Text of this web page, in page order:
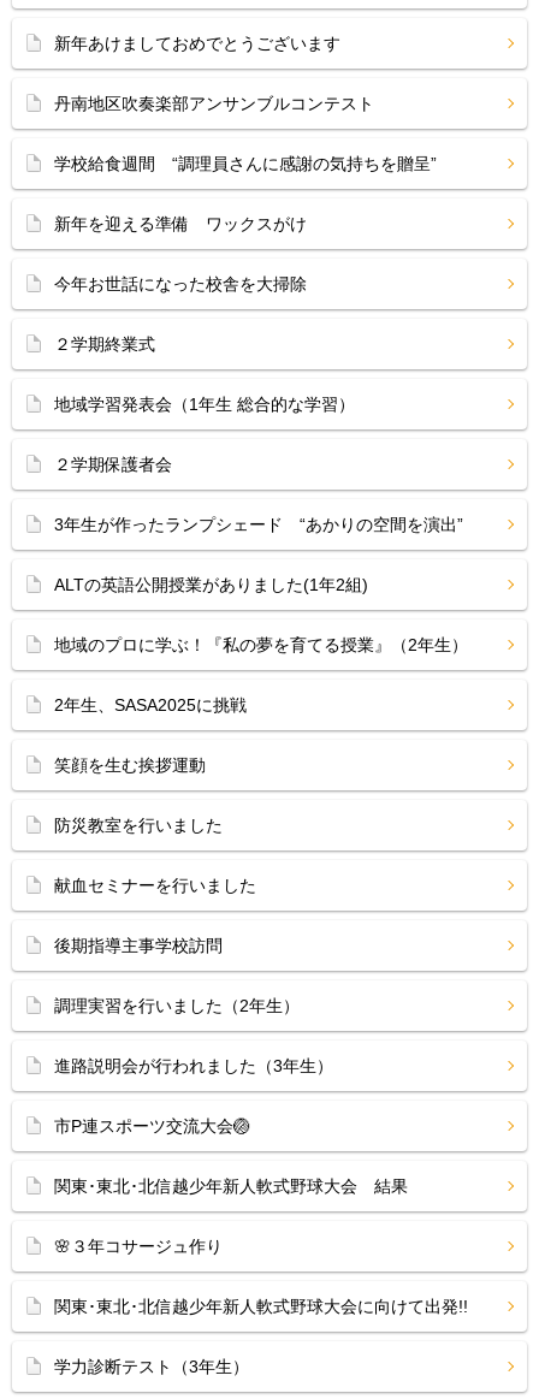
新年あけましておめでとうございます
丹南地区吹奏楽部アンサンブルコンテスト
学校給食週間 “調理員さんに感謝の気持ちを贈呈”
新年を迎える準備 ワックスがけ
今年お世話になった校舎を大掃除
２学期終業式
地域学習発表会（1年生 総合的な学習）
２学期保護者会
3年生が作ったランプシェード “あかりの空間を演出”
ALTの英語公開授業がありました(1年2組)
地域のプロに学ぶ！『私の夢を育てる授業』（2年生）
2年生、SASA2025に挑戦
笑顔を生む挨拶運動
防災教室を行いました
献血セミナーを行いました
後期指導主事学校訪問
調理実習を行いました（2年生）
進路説明会が行われました（3年生）
市P連スポーツ交流大会🏐
関東･東北･北信越少年新人軟式野球大会 結果
🌸３年コサージュ作り
関東･東北･北信越少年新人軟式野球大会に向けて出発!!
学力診断テスト（3年生）